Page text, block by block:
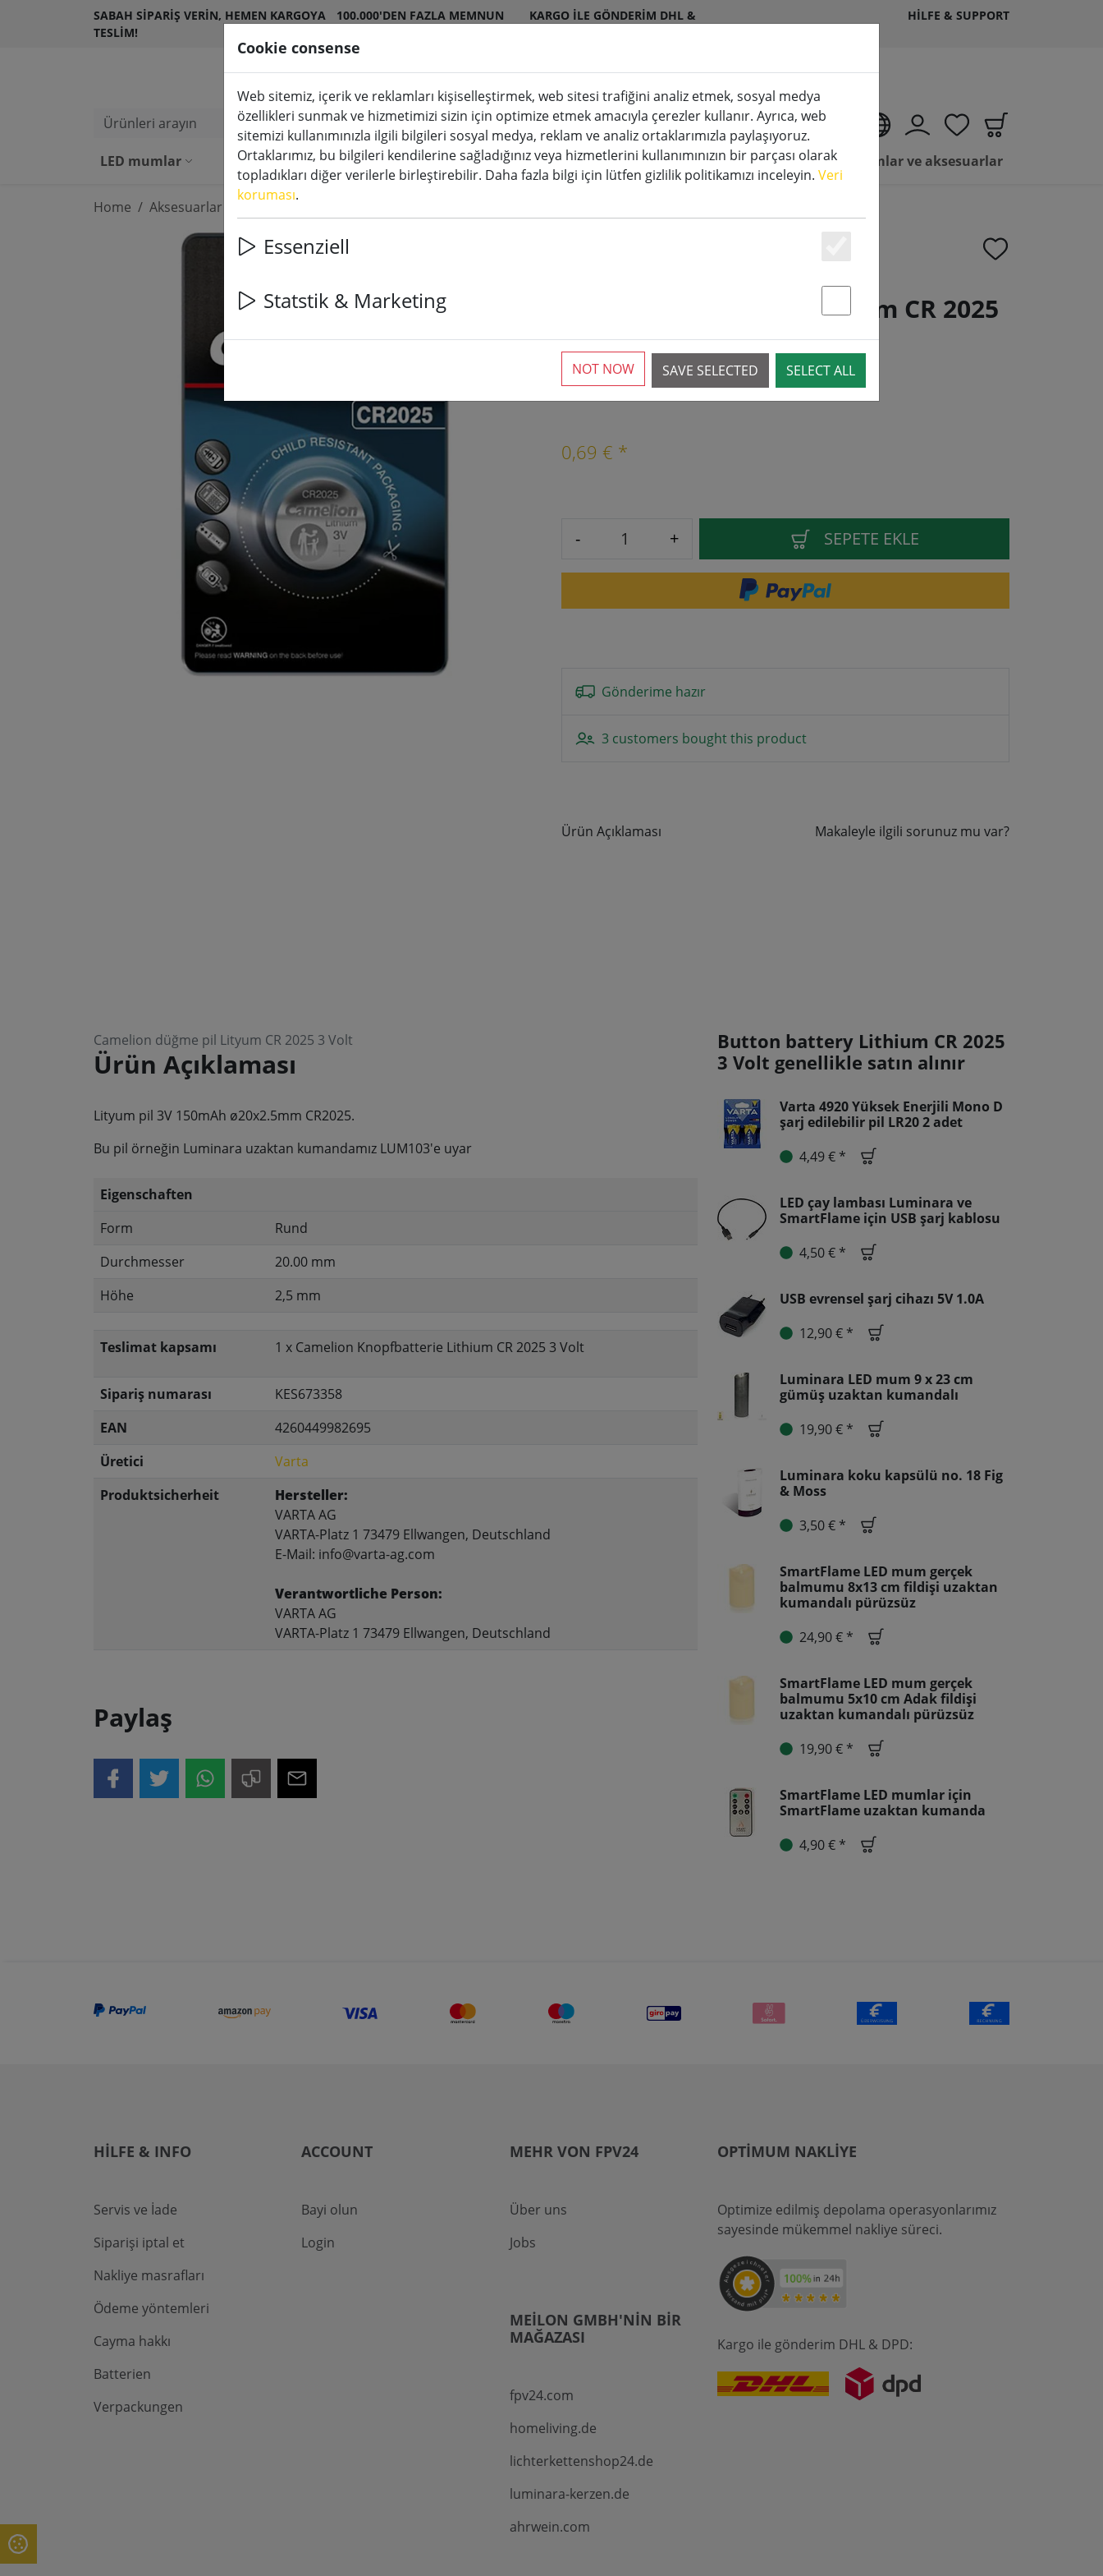
SABAH SIPARIŞ VERIN, HEMEN KARGOYA
TESLIM!
100.000'DEN FAZLA MEMNUN
KARGO ILE GÖNDERIM DHL &
HILFE & SUPPORT
Ürünleri arayın
LED mumlar
Dış mekan LED mumları LED özel mumlar Aksesuarlar Satılık LED mumlar ve aksesuarlar
Home Aksesuarlar
Camelion düğme pil Lityum CR 2025
3 Volt
2 Mevcut
0,69 € *
- + SEPETE EKLE
Gönderime hazır
3 customers bought this product
Ürün Açıklaması Makaleyle ilgili sorunuz mu var?
Camelion düğme pil Lityum CR 2025 3 Volt
Ürün Açıklaması
Lityum pil 3V 150mAh ø20x2.5mm CR2025.
Bu pil örneğin Luminara uzaktan kumandamız LUM103'e uyar
Eigenschaften
Form
Rund
Durchmesser
20.00 mm
Höhe
2,5 mm
Teslimat kapsamı 1 x Camelion Knopfbatterie Lithium CR 2025 3 Volt
Sipariş numarası
KES673358
EAN
4260449982695
Üretici
Varta
Produktsicherheit
Hersteller:
VARTA AG
VARTA-Platz 1 73479 Ellwangen, Deutschland
E-Mail: info@varta-ag.com
Verantwortliche Person:
VARTA AG
VARTA-Platz 1 73479 Ellwangen, Deutschland
Paylaş
Button battery Lithium CR 2025
3 Volt genellikle satın alınır
Varta 4920 Yüksek Enerjili Mono D
şarj edilebilir pil LR20 2 adet
4,49 € *
LED çay lambası Luminara ve
SmartFlame için USB şarj kablosu
4,50 € *
USB evrensel şarj cihazı 5V 1.0A
12,90 € *
Luminara LED mum 9 x 23 cm
gümüş uzaktan kumandalı
19,90 € *
Luminara koku kapsülü no. 18 Fig
& Moss
3,50 € *
SmartFlame LED mum gerçek
balmumu 8x13 cm fildişi uzaktan
kumandalı pürüzsüz
24,90 € *
SmartFlame LED mum gerçek
balmumu 5x10 cm Adak fildişi
uzaktan kumandalı pürüzsüz
19,90 € *
SmartFlame LED mumlar için
SmartFlame uzaktan kumanda
4,90 € *
HILFE & INFO
Servis ve İade
Siparişi iptal et
Nakliye masrafları
Ödeme yöntemleri
Cayma hakkı
Batterien
Verpackungen
ACCOUNT
Bayi olun
Login
MEHR VON FPV24
Über uns
Jobs
MEILON GMBH'NIN BIR
MAĞAZASI
fpv24.com
homeliving.de
lichterkettenshop24.de
luminara-kerzen.de
ahrwein.com
OPTIMUM NAKLIYE
Optimize edilmiş depolama operasyonlarımız
sayesinde mükemmel nakliye süreci.
Kargo ile gönderim DHL & DPD:
Cookie consense
Web sitemiz, içerik ve reklamları kişiselleştirmek, web sitesi trafiğini analiz etmek, sosyal medya
özellikleri sunmak ve hizmetimizi sizin için optimize etmek amacıyla çerezler kullanır. Ayrıca, web
sitemizi kullanımınızla ilgili bilgileri sosyal medya, reklam ve analiz ortaklarımızla paylaşıyoruz.
Ortaklarımız, bu bilgileri kendilerine sağladığınız veya hizmetlerini kullanımınızın bir parçası olarak
topladıkları diğer verilerle birleştirebilir. Daha fazla bilgi için lütfen gizlilik politikamızı inceleyin. Veri
koruması.
Essenziell
Statstik & Marketing
Statstik & Marketing
SAVE SELECTED SELECT ALL
NOT NOW